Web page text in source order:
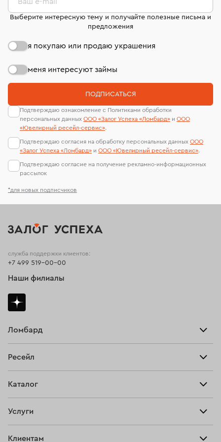
*для новых подписчиков
Выберите интересную тему и получайте полезные письма и
предложения
я покупаю или продаю украшения
меня интересуют займы
ПОДПИСАТЬСЯ
Подтверждаю ознакомление с Политиками обработки
персональных данных ООО «Залог Успеха «Ломбард» и ООО
«Ювелирный ресейл-сервиc».
Подтверждаю согласия на обработку персональных данных ООО
«Залог Успеха «Ломбард» и ООО «Ювелирный ресейл-сервиc».
Подтверждаю согласие на получение рекламно-информационных
рассылок
Ломбард
Тарифы
Ресейл
Купить
Каталог
Серьги
Услуги
Клиентам
служба поддержки клиентов:
+7 499 519-00-00
Наши филиалы